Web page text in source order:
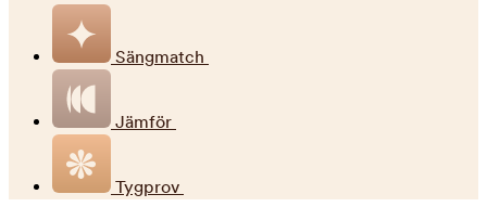
Sängmatch
Jämför
Tygprov